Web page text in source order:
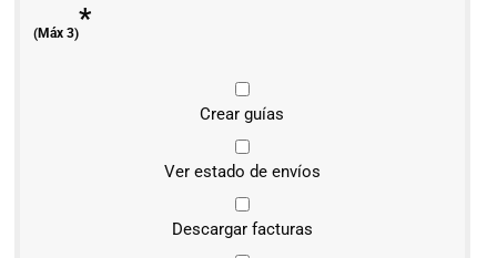
(Máx 3)*
Crear guías
Ver estado de envíos
Descargar facturas